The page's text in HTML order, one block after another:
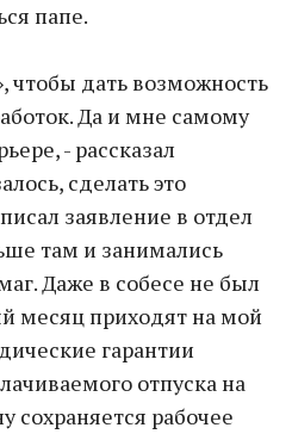
папе.
чтобы дать возможность
Да и мне самому
- рассказал
сделать это
заявление в отдел
там и занимались
Даже в собесе не был
месяц приходят на мой
гарантии
отпуска на
сохраняется рабочее